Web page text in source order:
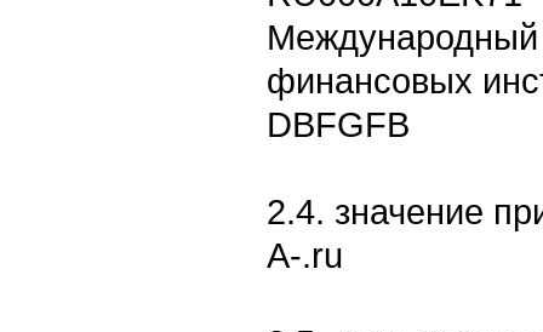
Международный
финансовых
DBFGFB
2.4. значение
A-.ru